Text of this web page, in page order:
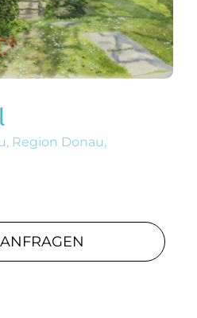
Region Donau,